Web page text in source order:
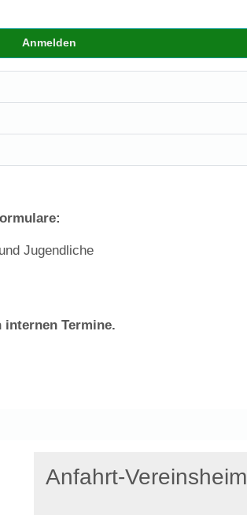
Anmelden
Jugendliche
internen Termine.
Anfahrt-Vereinsheim